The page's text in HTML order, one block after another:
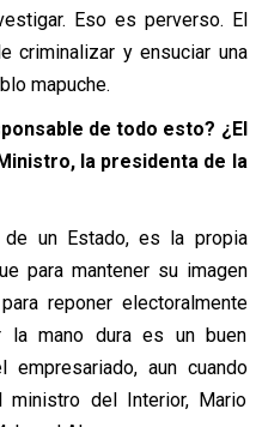
Eso es perverso. El
criminalizar y ensuciar una
mapuche.
de todo esto? ¿El
la presidenta de la
un Estado, es la propia
para mantener su imagen
reponer electoralmente
la mano dura es un buen
aun cuando
ministro del Interior, Mario